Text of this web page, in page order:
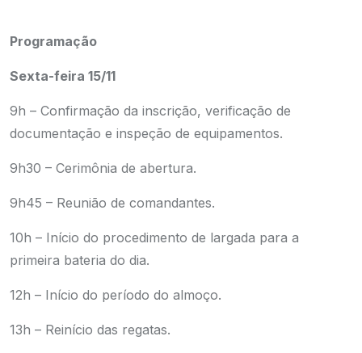
Programação
Sexta-feira 15/11
9h – Confirmação da inscrição, verificação de
documentação e inspeção de equipamentos.
9h30 – Cerimônia de abertura.
9h45 – Reunião de comandantes.
10h – Início do procedimento de largada para a
primeira bateria do dia.
12h – Início do período do almoço.
13h – Reinício das regatas.